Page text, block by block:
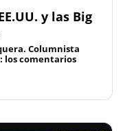
y las Big
Columnista
los comentarios